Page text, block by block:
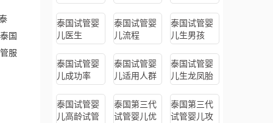
泰国试管婴
儿医生
泰国试管婴
儿流程
泰国试管婴
儿生男孩
泰国试管婴
儿成功率
泰国试管婴
儿适用人群
泰国试管婴
儿生龙凤胎
泰国试管婴
儿高龄试管
泰国第三代
试管婴儿优
泰国第三代
试管婴儿攻
国
服